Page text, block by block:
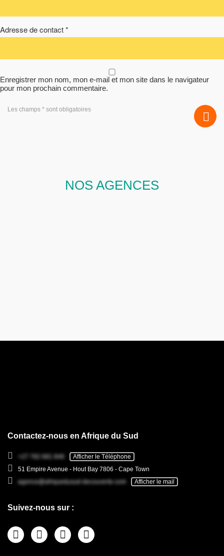
Adresse de contact *
Enregistrer mon nom, mon e-mail et mon site dans le navigateur
pour mon prochain commentaire.
Les champs * sont obligatoires
NOS AGENCES
Contactez-nous en Afrique du Sud
+27 782 681 846
Afficher le Téléphone
51 Empire Avenue - Hout Bay 7806 - Cape Town
agence@afriquedusud-decouverte.com
Afficher le mail
Suivez-nous sur :